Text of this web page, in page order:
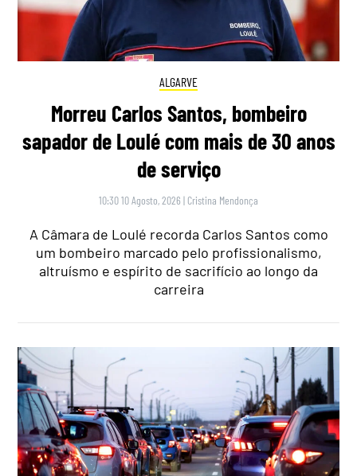
ALGARVE
Morreu Carlos Santos, bombeiro
sapador de Loulé com mais de 30 anos
de serviço
10:30 10 Agosto, 2026 | Cristina Mendonça
A Câmara de Loulé recorda Carlos Santos como
um bombeiro marcado pelo profissionalismo,
altruísmo e espírito de sacrifício ao longo da
carreira